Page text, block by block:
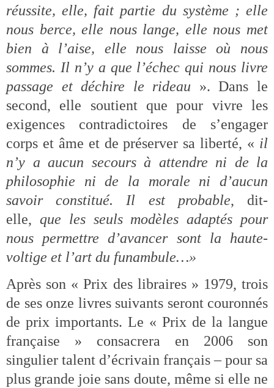
réussite, elle, fait partie du système ; elle
nous berce, elle nous lange, elle nous met
bien à l’aise, elle nous laisse où nous
sommes. Il n’y a que l’échec qui nous livre
passage et déchire le rideau ». Dans le
second, elle soutient que pour vivre les
exigences contradictoires de s’engager
corps et âme et de préserver sa liberté, « il
n’y a aucun secours à attendre ni de la
philosophie ni de la morale ni d’aucun
savoir constitué. Il est probable, dit-
elle, que les seuls modèles adaptés pour
nous permettre d’avancer sont la haute-
voltige et l’art du funambule…»
Après son « Prix des libraires » 1979, trois
de ses onze livres suivants seront couronnés
de prix importants. Le « Prix de la langue
française » consacrera en 2006 son
singulier talent d’écrivain français – pour sa
plus grande joie sans doute, même si elle ne